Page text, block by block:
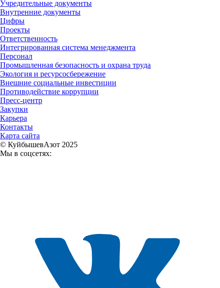
Учредительные документы
Внутренние документы
Цифры
Проекты
Ответственность
Интегрированная система менеджмента
Персонал
Промышленная безопасность и охрана труда
Экология и ресурсосбережение
Внешние социальные инвестиции
Противодействие коррупции
Пресс-центр
Закупки
Карьера
Контакты
Карта сайта
© КуйбышевАзот 2025
Мы в соцсетях: